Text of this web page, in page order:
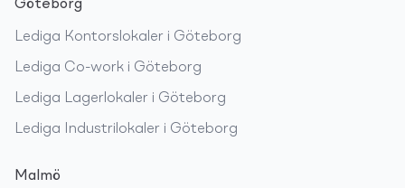
Göteborg
Lediga Kontorslokaler i Göteborg
Lediga Co-work i Göteborg
Lediga Lagerlokaler i Göteborg
Lediga Industrilokaler i Göteborg
Malmö